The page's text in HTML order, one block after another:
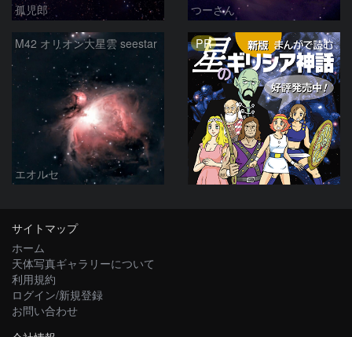
孤児郎 つーさん
M42 オリオン大星雲 seestar
エオルセ
PR
サイトマップ
ホーム
天体写真ギャラリーについて
利用規約
ログイン/新規登録
お問い合わせ